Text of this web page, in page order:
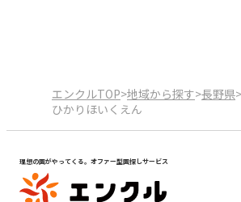
エンクルTOP>地域から探す>長野県>
ひかりほいくえん
理想の園がやってくる。オファー型園探しサービス